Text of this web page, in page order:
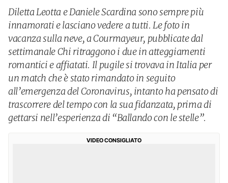
Diletta Leotta e Daniele Scardina sono sempre più
innamorati e lasciano vedere a tutti. Le foto in
vacanza sulla neve, a Courmayeur, pubblicate dal
settimanale Chi ritraggono i due in atteggiamenti
romantici e affiatati. Il pugile si trovava in Italia per
un match che è stato rimandato in seguito
all’emergenza del Coronavirus, intanto ha pensato di
trascorrere del tempo con la sua fidanzata, prima di
gettarsi nell’esperienza di “Ballando con le stelle”.
VIDEO CONSIGLIATO